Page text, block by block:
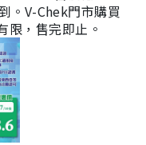
。V-Chek門市購買
限，售完即止。